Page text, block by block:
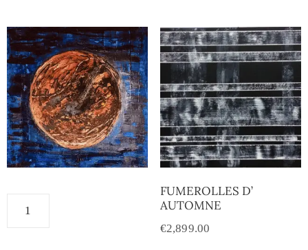
FUMEROLLES D’
AUTOMNE
€2,899.00